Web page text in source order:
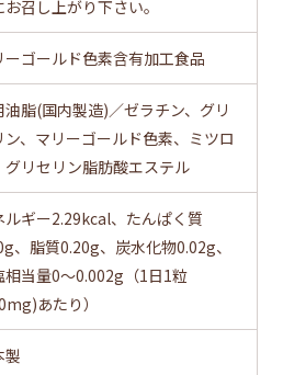
お召し上がり下さい。
ーゴールド色素含有加工食品
油脂(国内製造)／ゼラチン、グリ
ン、マリーゴールド色素、ミツロ
グリセリン脂肪酸エステル
ルギー2.29kcal、たんぱく質
、脂質0.20g、炭水化物0.02g、
相当量0～0.002g（1日1粒
あたり）
製